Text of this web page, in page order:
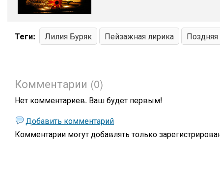
Теги: Лилия Буряк Пейзажная лирика Поздняя
Комментарии (0)
Нет комментариев. Ваш будет первым!
Добавить комментарий
Комментарии могут добавлять только